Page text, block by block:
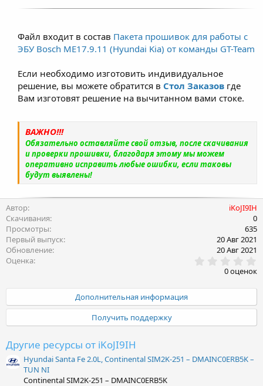
Файл входит в состав Пакета прошивок для работы с
ЭБУ Bosch ME17.9.11 (Hyundai Kia) от команды GT-Team
Если необходимо изготовить индивидуальное
решение, вы можете обратится в Стол Заказов где
Вам изготовят решение на вычитанном вами стоке.
ВАЖНО!!!
Обязательно оставляйте свой отзыв, после скачивания
и проверки прошивки, благодаря этому мы можем
оперативно исправить любые ошибки, если таковы
будут выявлены!
Автор
iKoJI9IH
Скачивания
0
Просмотры
635
Первый выпуск
20 Авг 2021
Обновление
20 Авг 2021
Оценка
.
0
0
в
ё
з
0 оценок
Дополнительная информация
Получить поддержку
Другие ресурсы от iKoJI9IH
Hyundai Santa Fe 2.0L, Continental SIM2K-251 – DMAINC0ERB5K –
TUN NI
Continental SIM2K-251 – DMAINC0ERB5K